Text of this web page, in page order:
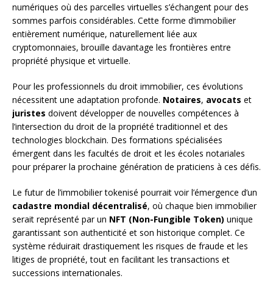
numériques où des parcelles virtuelles s’échangent pour des
sommes parfois considérables. Cette forme d’immobilier
entièrement numérique, naturellement liée aux
cryptomonnaies, brouille davantage les frontières entre
propriété physique et virtuelle.
Pour les professionnels du droit immobilier, ces évolutions
nécessitent une adaptation profonde. Notaires, avocats et
juristes doivent développer de nouvelles compétences à
l’intersection du droit de la propriété traditionnel et des
technologies blockchain. Des formations spécialisées
émergent dans les facultés de droit et les écoles notariales
pour préparer la prochaine génération de praticiens à ces défis.
Le futur de l’immobilier tokenisé pourrait voir l’émergence d’un
cadastre mondial décentralisé, où chaque bien immobilier
serait représenté par un NFT (Non-Fungible Token) unique
garantissant son authenticité et son historique complet. Ce
système réduirait drastiquement les risques de fraude et les
litiges de propriété, tout en facilitant les transactions et
successions internationales.